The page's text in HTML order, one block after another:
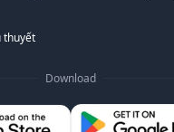
thuyết
Download